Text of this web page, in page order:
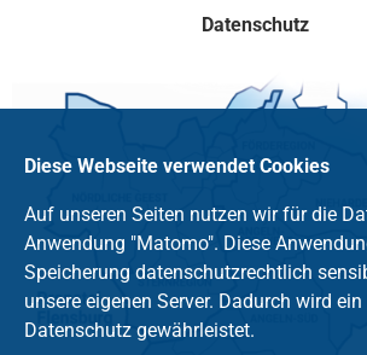
Datenschutz
Diese Webseite verwendet Cookies
Auf unseren Seiten nutzen wir für die
Anwendung "Matomo". Diese
Speicherung datenschutzrechtlich
unsere eigenen Server. Dadurch wird
Datenschutz gewährleistet.